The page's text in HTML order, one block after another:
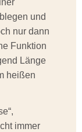
und
nur dann
Funktion
Länge
heißen
immer